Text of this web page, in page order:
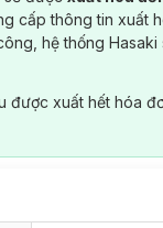
cấp thông tin xuất
hệ thống
được xuất hết hóa